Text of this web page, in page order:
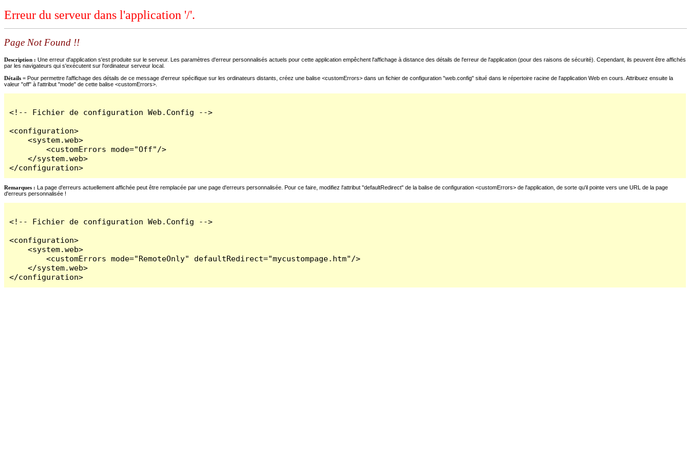
Erreur du serveur dans l'application '/'.
Page Not Found !!
Description : Une erreur d'application s'est produite sur le serveur. Les paramètres d'erreur personnalisés actuels pour cette application empêchent l'affichage à distance des détails de l'erreur de l'application (pour des raisons de sécurité). Cependant, ils peuvent être affichés
par les navigateurs qui s'exécutent sur l'ordinateur serveur local.
Détails = Pour permettre l'affichage des détails de ce message d'erreur spécifique sur les ordinateurs distants, créez une balise <customErrors> dans un fichier de configuration "web.config" situé dans le répertoire racine de l'application Web en cours. Attribuez ensuite la
valeur "off" à l'attribut "mode" de cette balise <customErrors>.
<!-- Fichier de configuration Web.Config -->
<configuration>
    <system.web>
        <customErrors mode="Off"/>
    </system.web>
</configuration>
Remarques : La page d'erreurs actuellement affichée peut être remplacée par une page d'erreurs personnalisée. Pour ce faire, modifiez l'attribut "defaultRedirect" de la balise de configuration <customErrors> de l'application, de sorte qu'il pointe vers une URL de la page
d'erreurs personnalisée !
<!-- Fichier de configuration Web.Config -->
<configuration>
    <system.web>
        <customErrors mode="RemoteOnly" defaultRedirect="mycustompage.htm"/>
    </system.web>
</configuration>